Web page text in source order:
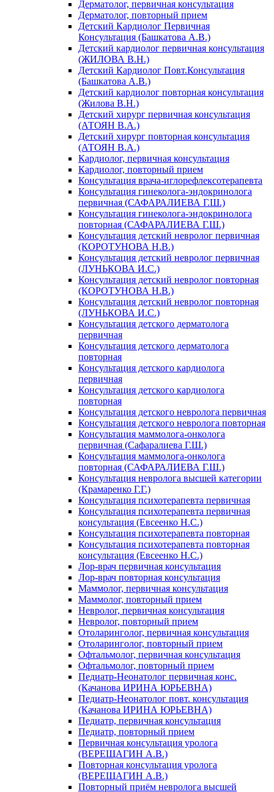
Дерматолог, первичная консультация
Дерматолог, повторный прием
Детский Кардиолог Первичная
Консультация (Башкатова А.В.)
Детский кардиолог первичная консультация
(ЖИЛОВА В.Н.)
Детский Кардиолог Повт.Консультация
(Башкатова А.В.)
Детский кардиолог повторная консультация
(Жилова В.Н.)
Детский хирург первичная консультация
(АТОЯН В.А.)
Детский хирург повторная консультация
(АТОЯН В.А.)
Кардиолог, первичная консультация
Кардиолог, повторный прием
Консультация врача-иглорефлексотерапевта
Консультация гинеколога-эндокринолога
первичная (САФАРАЛИЕВА Г.Ш.)
Консультация гинеколога-эндокринолога
повторная (САФАРАЛИЕВА Г.Ш.)
Консультация детский невролог первичная
(КОРОТУНОВА Н.В.)
Консультация детский невролог первичная
(ЛУНЬКОВА И.С.)
Консультация детский невролог повторная
(КОРОТУНОВА Н.В.)
Консультация детский невролог повторная
(ЛУНЬКОВА И.С.)
Консультация детского дерматолога
первичная
Консультация детского дерматолога
повторная
Консультация детского кардиолога
первичная
Консультация детского кардиолога
повторная
Консультация детского невролога первичная
Консультация детского невролога повторная
Консультация маммолога-онколога
первичная (Сафаралиева Г.Ш.)
Консультация маммолога-онколога
повторная (САФАРАЛИЕВА Г.Ш.)
Консультация невролога высшей категории
(Крамаренко Г.Г.)
Консультация психотерапевта первичная
Консультация психотерапевта первичная
консультация (Евсеенко Н.С.)
Консультация психотерапевта повторная
Консультация психотерапевта повторная
консультация (Евсеенко Н.С.)
Лор-врач первичная консультация
Лор-врач повторная консультация
Маммолог, первичная консультация
Маммолог, повторный прием
Невролог, первичная консультация
Невролог, повторный прием
Отоларинголог, первичная консультация
Отоларинголог, повторный прием
Офтальмолог, первичная консультация
Офтальмолог, повторный прием
Педиатр-Неонатолог первичная конс.
(Качанова ИРИНА ЮРЬЕВНА)
Педиатр-Неонатолог повт. консультация
(Качанова ИРИНА ЮРЬЕВНА)
Педиатр, первичная консультация
Педиатр, повторный прием
Первичная консультация уролога
(ВЕРЕЩАГИН А.В.)
Повторная консультация уролога
(ВЕРЕЩАГИН А.В.)
Повторный приём невролога высшей